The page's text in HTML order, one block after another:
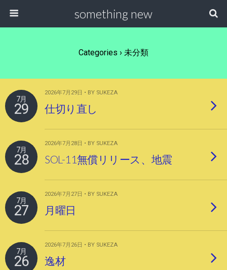
something new
Categories › 未分類
7月
29
2026年7月29日 • BY SUKEZA
仕切り直し
7月
28
2026年7月28日 • BY SUKEZA
SOL-11無償リリース、地震
7月
27
2026年7月27日 • BY SUKEZA
月曜日
7月
26
2026年7月26日 • BY SUKEZA
逸材